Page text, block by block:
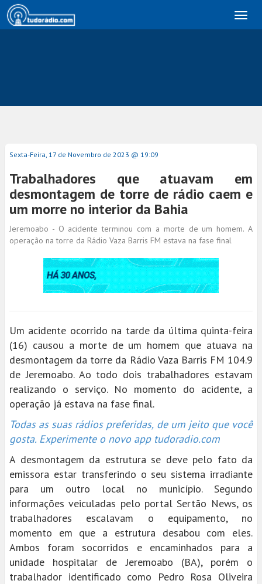
Sexta-Feira, 17 de Novembro de 2023 @ 19:09
Trabalhadores que atuavam em
desmontagem de torre de rádio caem e
um morre no interior da Bahia
Jeremoabo - O acidente terminou com a morte de um homem. A
operação na torre da Rádio Vaza Barris FM estava na fase final
Um acidente ocorrido na tarde da última quinta-feira
(16) causou a morte de um homem que atuava na
desmontagem da torre da Rádio Vaza Barris FM 104.9
de Jeremoabo. Ao todo dois trabalhadores estavam
realizando o serviço. No momento do acidente, a
operação já estava na fase final.
Todas as suas rádios preferidas, de um jeito que você
gosta. Experimente o novo app tudoradio.com
A desmontagem da estrutura se deve pelo fato da
emissora estar transferindo o seu sistema irradiante
para um outro local no município. Segundo
informações veiculadas pelo portal Sertão News, os
trabalhadores escalavam o equipamento, no
momento em que a estrutura desabou com eles.
Ambos foram socorridos e encaminhados para a
unidade hospitalar de Jeremoabo (BA), porém o
trabalhador identificado como Pedro Rosa Oliveira